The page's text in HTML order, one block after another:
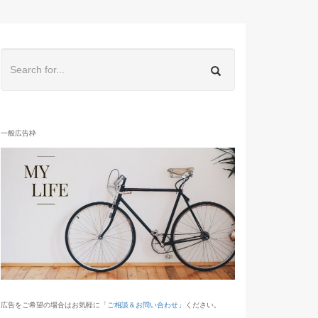
一般広告枠
広告をご希望の場合はお気軽に「 ご相談＆お問い合わせ 」ください。